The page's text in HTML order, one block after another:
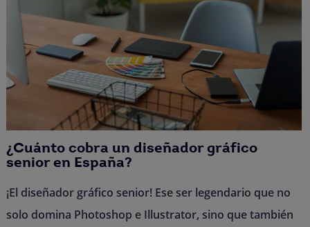
¿Cuánto cobra un diseñador gráfico
senior en España?
¡El diseñador gráfico senior! Ese ser legendario que no
solo domina Photoshop e Illustrator, sino que también